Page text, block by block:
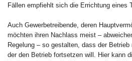
Fällen empfiehlt sich die Errichtung eines
Auch Gewerbetreibende, deren
möchten ihren Nachlass meist –
Regelung – so gestalten, dass der
der den Betrieb fortsetzen will. Hier kann